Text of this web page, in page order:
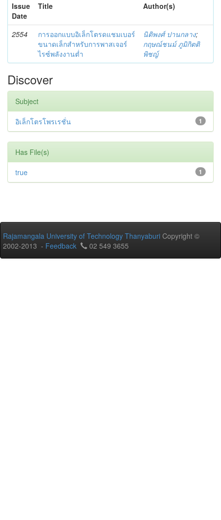
Issue
Date
Title Author(s)
2554
การออกแบบอิเล็กโตรดแชมเบอร์
ขนาดเล็กสำหรับการพาสเจอร์
ไรซ์พลังงานต่ำ
นิติพงศ์ ปานกลาง;
กฤษณ์ชนม์ ภูมิกิตติ
พิชญ์
Discover
Subject
1
อิเล็กโตรโพรเรชั่น
Has File(s)
1
true
Rajamangala University of Technology Thanyaburi Copyright ©
2002-2013 - Feedback 02 549 3655